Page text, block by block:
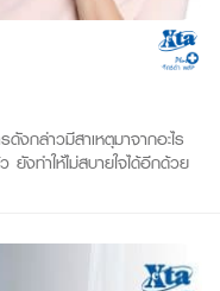
งกล่าวมีสาเหตุมาจากอะไร
ยังทำให้ไม่สบายใจได้อีกด้วย